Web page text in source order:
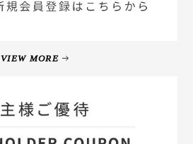
VIEW MORE